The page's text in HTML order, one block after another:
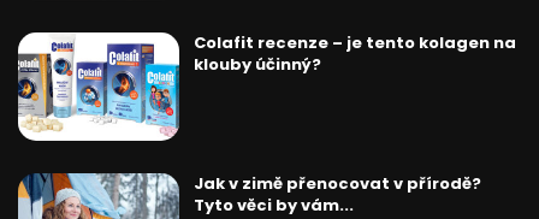
Colafit recenze – je tento kolagen na
klouby účinný?
Jak v zimě přenocovat v přírodě?
Tyto věci by vám...